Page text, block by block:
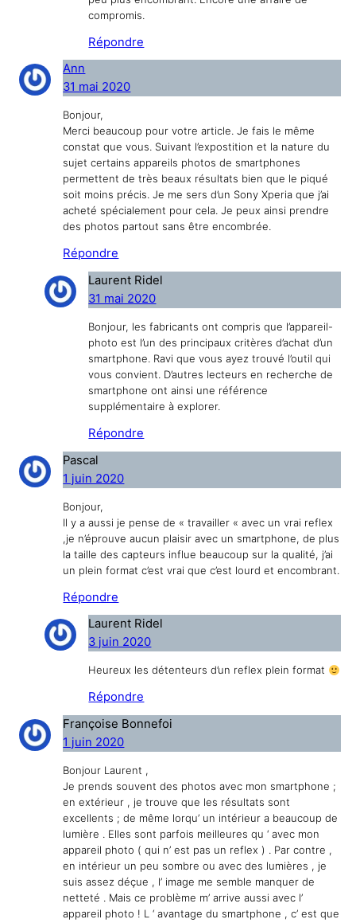
compromis.
Répondre
Ann
31 mai 2020
Bonjour,
Merci beaucoup pour votre article. Je fais le même
constat que vous. Suivant l’expostition et la nature du
sujet certains appareils photos de smartphones
permettent de très beaux résultats bien que le piqué
soit moins précis. Je me sers d’un Sony Xperia que j’ai
acheté spécialement pour cela. Je peux ainsi prendre
des photos partout sans être encombrée.
Répondre
Laurent Ridel
31 mai 2020
Bonjour, les fabricants ont compris que l’appareil-
photo est l’un des principaux critères d’achat d’un
smartphone. Ravi que vous ayez trouvé l’outil qui
vous convient. D’autres lecteurs en recherche de
smartphone ont ainsi une référence
supplémentaire à explorer.
Répondre
Pascal
1 juin 2020
Bonjour,
Il y a aussi je pense de « travailler « avec un vrai reflex
,je n’éprouve aucun plaisir avec un smartphone, de plus
la taille des capteurs influe beaucoup sur la qualité, j’ai
un plein format c’est vrai que c’est lourd et encombrant.
Répondre
Laurent Ridel
3 juin 2020
Heureux les détenteurs d’un reflex plein format
Répondre
Françoise Bonnefoi
1 juin 2020
Bonjour Laurent ,
Je prends souvent des photos avec mon smartphone ;
en extérieur , je trouve que les résultats sont
excellents ; de même lorqu’ un intérieur a beaucoup de
lumière . Elles sont parfois meilleures qu ‘ avec mon
appareil photo ( qui n’ est pas un reflex ) . Par contre ,
en intérieur un peu sombre ou avec des lumières , je
suis assez déçue , l’ image me semble manquer de
netteté . Mais ce problème m’ arrive aussi avec l’
appareil photo ! L ‘ avantage du smartphone , c’ est que